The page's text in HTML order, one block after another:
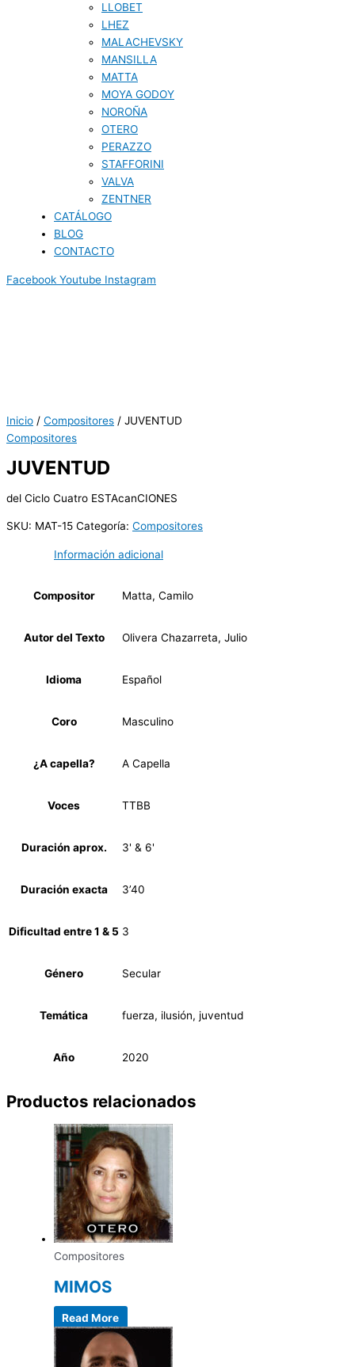
LLOBET
LHEZ
MALACHEVSKY
MANSILLA
MATTA
MOYA GODOY
NOROÑA
OTERO
PERAZZO
STAFFORINI
VALVA
ZENTNER
CATÁLOGO
BLOG
CONTACTO
Facebook Youtube Instagram
Inicio / Compositores / JUVENTUD
Compositores
JUVENTUD
del Ciclo Cuatro ESTAcanCIONES
SKU: MAT-15 Categoría: Compositores
Información adicional
Compositor Matta, Camilo
Autor del Texto Olivera Chazarreta, Julio
Idioma Español
Coro Masculino
¿A capella? A Capella
Voces TTBB
Duración aprox. 3' & 6'
Duración exacta 3’40
Dificultad entre 1 & 5 3
Género Secular
Temática fuerza, ilusión, juventud
Año 2020
Productos relacionados
Compositores
MIMOS
Read More